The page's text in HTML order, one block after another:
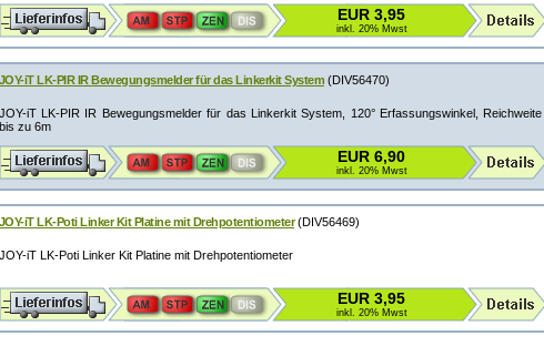
EUR 3,95
inkl. 20% Mwst
JOY-iT LK-PIR IR Bewegungsmelder für das Linkerkit System (DIV56470)
JOY-iT LK-PIR IR Bewegungsmelder für das Linkerkit System, 120° Erfassungswinkel, Reichweite
bis zu 6m
EUR 6,90
inkl. 20% Mwst
JOY-iT LK-Poti Linker Kit Platine mit Drehpotentiometer(DIV56469)
JOY-iT LK-Poti Linker Kit Platine mit Drehpotentiometer
EUR 3,95
inkl. 20% Mwst